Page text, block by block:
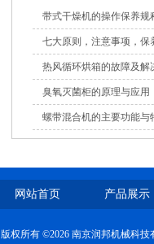
带式干燥机的操作保养规
七大原则，注意事项，
热风循环烘箱的故障及解
臭氧灭菌柜的原理与应用
螺带混合机的主要功能与
网站首页 产品展示
版权所有 ©2026 南京润邦机械科